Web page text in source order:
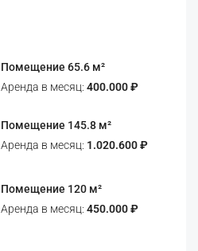
Помещение 65.6 м²
Аренда в месяц: 400.000 ₽
Помещение 145.8 м²
Аренда в месяц: 1.020.600 ₽
Помещение 120 м²
Аренда в месяц: 450.000 ₽